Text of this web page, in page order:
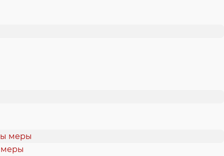
меры